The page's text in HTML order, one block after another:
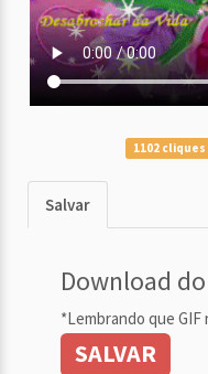
1102 cliques
Salvar
Download do
*Lembrando que GIF
SALVAR